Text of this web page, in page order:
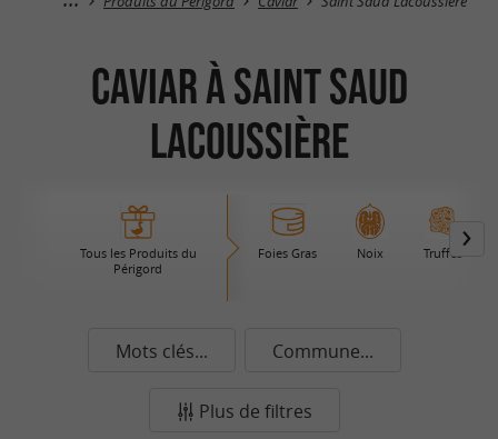
Caviar à Saint Saud
Lacoussière
Tous les Produits du
Périgord
Foies Gras Noix Truffes
Mots clés... Commune...
Plus de filtres